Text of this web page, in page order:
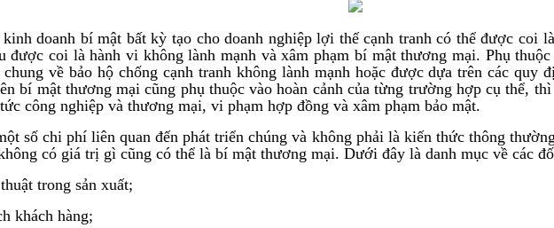
doanh bí mật bất kỳ tạo cho doanh nghiệp lợi thế cạnh tranh có thể được coi
coi là hành vi không lành mạnh và xâm phạm bí mật thương mại. Phụ
về bảo hộ chống cạnh tranh không lành mạnh hoặc được dựa trên các
bí mật thương mại cũng phụ thuộc vào hoàn cảnh của từng trường hợp cụ thể,
công nghiệp và thương mại, vi phạm hợp đồng và xâm phạm bảo mật.
số chi phí liên quan đến phát triển chúng và không phải là kiến thức thông
có giá trị gì cũng có thể là bí mật thương mại. Dưới đây là danh mục về các
trong sản xuất;
khách hàng;